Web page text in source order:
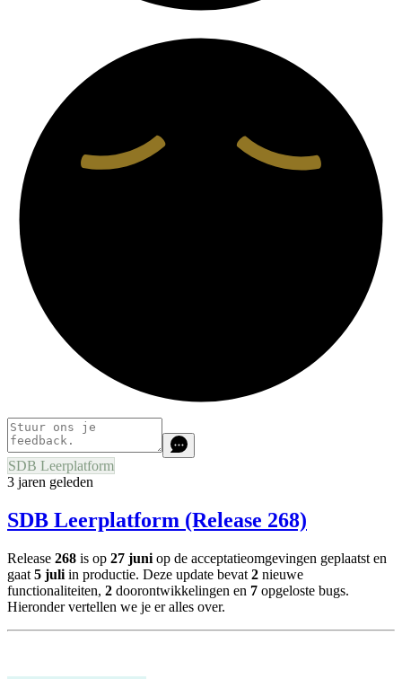
SDB Leerplatform
3 jaren geleden
SDB Leerplatform (Release 268)
Release 268 is op 27 juni op de acceptatieomgevingen geplaatst en
gaat 5 juli in productie. Deze update bevat 2 nieuwe
functionaliteiten, 2 doorontwikkelingen en 7 opgeloste bugs.
Hieronder vertellen we je er alles over.